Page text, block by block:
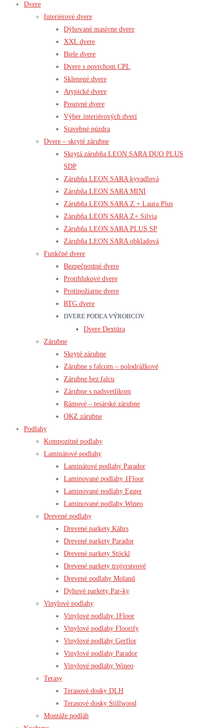
Dvere
Interiérové dvere
Dýhované masívne dvere
XXL dvere
Biele dvere
Dvere s povrchom CPL
Sklenené dvere
Atypické dvere
Posuvné dvere
Výber interiérových dverí
Stavebné púzdra
Dvere – skryté zárubne
Skrytá zárubňa LEON SARA DUO PLUS
SDP
Zárubňa LEON SARA kyvadlová
Zárubňa LEON SARA MINI
Zárubňa LEON SARA Z + Laura Plus
Zárubňa LEON SARA Z+ Silvia
Zárubňa LEON SARA PLUS SP
Zárubňa LEON SARA obkladová
Funkčné dvere
Bezpečnostné dvere
Protihlukové dvere
Protipožiarne dvere
RTG dvere
DVERE PODĽA VÝROBCOV
Dvere Dextüra
Zárubne
Skryté zárubne
Zárubne s falcom – polodrážkové
Zárubne bez falcu
Zárubne s nadsvetlíkom
Rámové – tesárské zárubne
OKZ zárubne
Podlahy
Kompozitné podlahy
Laminátové podlahy
Laminátové podlahy Parador
Laminované podlahy 1Floor
Laminované podlahy Egger
Laminované podlahy Wineo
Drevené podlahy
Drevené parkety Kährs
Drevené parkety Parador
Drevené parkety Stöckl
Drevené parkety trojvrstvové
Drevené podlahy Moland
Dyhové parkety Par-ky
Vinylové podlahy
Vinylové podlahy 1Floor
Vinylové podlahy Floorify
Vinylové podlahy Gerflor
Vinylové podlahy Parador
Vinylové podlahy Wineo
Terasy
Terasové dosky DLH
Terasové dosky Stillwood
Montáže podláh